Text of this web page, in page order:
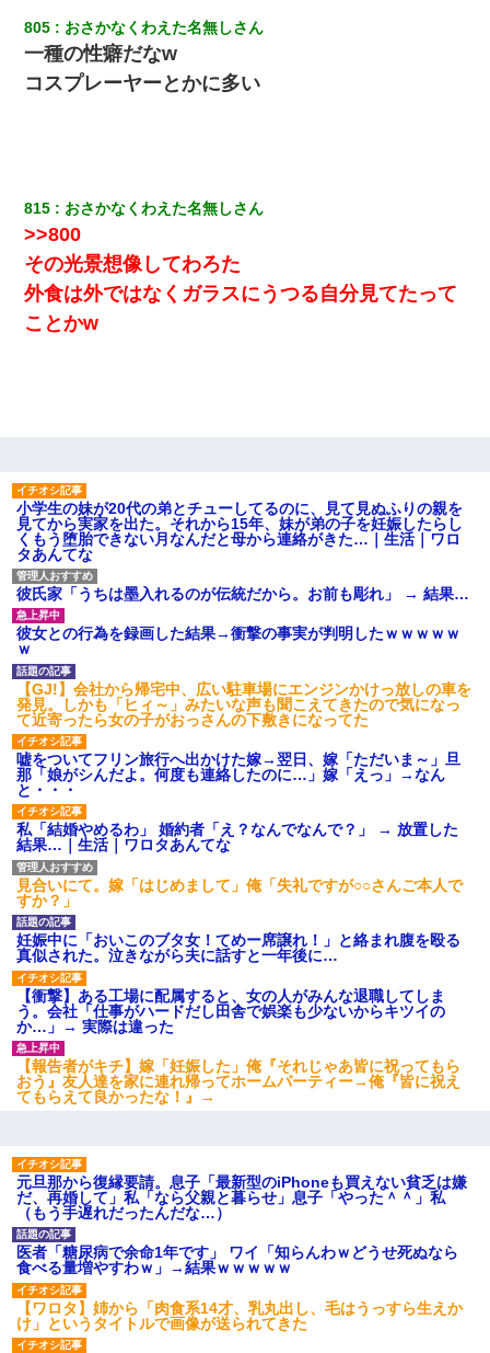
クラスで一人無口で誰とも話さない男子がいた。→修学旅行に来
なかったその男子に女子達がお土産を渡した。5分後…
じゃ？）→俺電話「今何してんの？」同僚「シーで並んでるこ
と！」俺「会社にいない？」→次の瞬間、すごい鳥肌が立った
友人「酒の勢いで女先輩をホテルに連れ込んだｗｗｗｗｗ」俺
「…」
ら・・・
宅飲みで女友達の乳を見てしまった・・・
今日夫の実家に泊ったんだけど、朝起きたら股間がなんかモッコ
リしてた
【身体で払わせて】女友達「ごめん、何も言わずにお金貸してく
ださい……」俺「いいよ！いくら？」女友達「10万円ぐら
い……」俺「ほい！10万！」→
【GJ!】会社から帰宅中、広い駐車場にエンジンかけっ放しの車を
発見。しかも「ヒィ～」みたいな声も聞こえてきたので気になっ
て近寄ったら女の子がおっさんの下敷きになってた
同じマンションに住んでる女性が鍵をわかりやすいところに隠し
ている事に気づいた俺「忍びこんでみよう！」→ 結果
ホテルに泊まったんだけど従業員が最悪だった。折角の旅行で何
故私が怒鳴られなきゃいけなかったのだ
書店「息子さんが万引きしました」私「はっ？(息子目の前にいる
し…)うちの子ではないので迎えに行きません」→息子を名乗って
た人物の正体が判明するも・・・
私が遺産を相続。→それを知った義両親が「旅行代金を出せ！」
「リフォーム費用を負担しろ！」「金の管理は私達がする！」と
【クズ】昔、兄がお見合いして「ブスすぎｗｗｗ」と断った女性
が、兄の同級生と結婚。それを知った兄は荒れ狂い、｢嫁さん、俺
のお古ですが気分はどう？」とメールを送った→
テレワーク上司「会議中はカメラ付けろ！」女社員「え、事前連
絡無しは無理」上司「いいから付けろ！」→
【悲報】お風呂で父親と姉が完全に行為してるんだが...
805 おさかなくわえた名無しさん
一種の性癖だなw
コスプレーヤーとかに多い
815 おさかなくわえた名無しさん
>>800
その光景想像してわろた
外食は外ではなくガラスにうつる自分見てたって
ことかw
小学生の妹が20代の弟とチューしてるのに、見て見ぬふりの親を
見てから実家を出た。それから15年、妹が弟の子を妊娠したらし
くもう堕胎できない月なんだと母から連絡がきた…｜生活｜ワロ
タあんてな
彼氏家「うちは墨入れるのが伝統だから。お前も彫れ」 → 結果…
彼女との行為を録画した結果→衝撃の事実が判明したｗｗｗｗｗ
ｗ
【GJ!】会社から帰宅中、広い駐車場にエンジンかけっ放しの車を
発見。しかも「ヒィ～」みたいな声も聞こえてきたので気になっ
て近寄ったら女の子がおっさんの下敷きになってた
嘘をついてフリン旅行へ出かけた嫁→翌日、嫁「ただいま～」旦
那「娘がシんだよ。何度も連絡したのに…」嫁「えっ」→なん
と・・・
私「結婚やめるわ」 婚約者「え？なんでなんで？」 → 放置した
結果…｜生活｜ワロタあんてな
見合いにて。嫁「はじめまして」俺「失礼ですが○○さんご本人で
すか？」
妊娠中に「おいこのブタ女！てめー席譲れ！」と絡まれ腹を殴る
真似された。泣きながら夫に話すと一年後に…
【衝撃】ある工場に配属すると、女の人がみんな退職してしま
う。会社「仕事がハードだし田舎で娯楽も少ないからキツイの
か…」→ 実際は違った
【報告者がキチ】嫁「妊娠した」俺『それじゃあ皆に祝ってもら
おう』友人達を家に連れ帰ってホームパーティー→俺『皆に祝え
てもらえて良かったな！』→
元旦那から復縁要請。息子「最新型のiPhoneも買えない貧乏は嫌
だ、再婚して」私「なら父親と暮らせ」息子「やった＾＾」私
（もう手遅れだったんだな…）
医者「糖尿病で余命1年です」 ワイ「知らんわｗどうせ死ぬなら
食べる量増やすわｗ」→結果ｗｗｗｗｗ
【ワロタ】姉から「肉食系14才、乳丸出し、毛はうっすら生えか
け」というタイトルで画像が送られてきた